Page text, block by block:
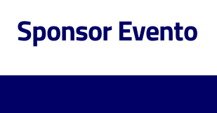
Cosa
fare
Sponsor Evento